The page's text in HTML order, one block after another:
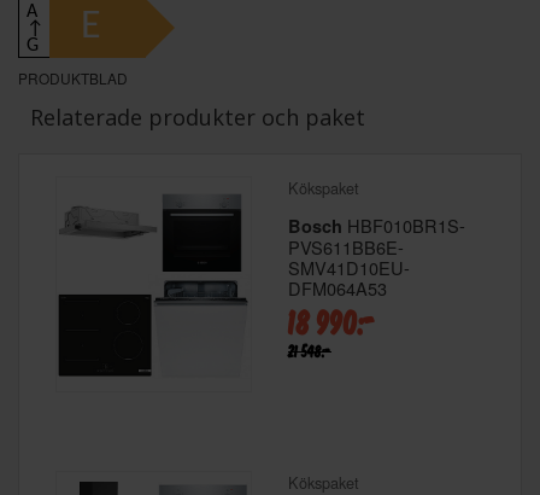
A
↑
G
E
PRODUKTBLAD
Relaterade produkter och paket
Kökspaket
Bosch HBF010BR1S-
PVS611BB6E-
SMV41D10EU-
DFM064A53
18 990:-
21 548:-
Kökspaket